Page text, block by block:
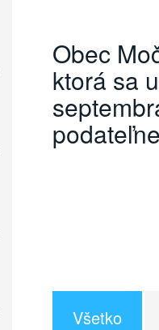
Obec
ktorá sa
Všetko